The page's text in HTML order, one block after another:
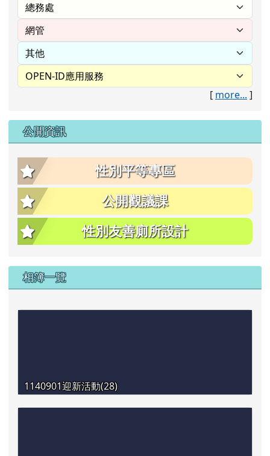
[ more... ]
公開資訊
性別平等專區
公開觀議課
性別友善廁所設計
相簿一覽
1140901迎新活動(28)